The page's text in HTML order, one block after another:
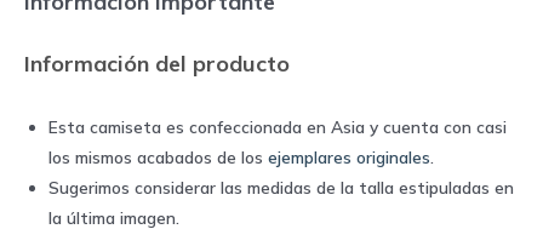
|
quantity
Información del producto
Esta camiseta es confeccionada en Asia y cuenta con casi
los mismos acabados de los ejemplares originales
Sugerimos considerar las medidas de la talla estipuladas en
la última imagen.